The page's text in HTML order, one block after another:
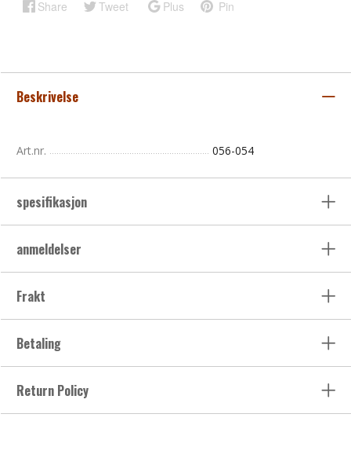
Share Tweet Plus Pin
Beskrivelse
Art.nr. 056-054
spesifikasjon
anmeldelser
Frakt
Betaling
Return Policy